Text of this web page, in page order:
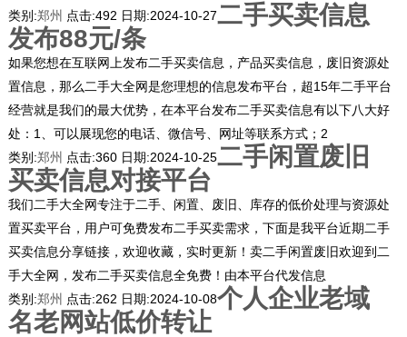
类别:郑州 点击:492 日期:2024-10-27二手买卖信息
发布88元/条
如果您想在互联网上发布二手买卖信息，产品买卖信息，废旧资源处
置信息，那么二手大全网是您理想的信息发布平台，超15年二手平台
经营就是我们的最大优势，在本平台发布二手买卖信息有以下八大好
处：1、可以展现您的电话、微信号、网址等联系方式；2
类别:郑州 点击:360 日期:2024-10-25二手闲置废旧
买卖信息对接平台
我们二手大全网专注于二手、闲置、废旧、库存的低价处理与资源处
置买卖平台，用户可免费发布二手买卖需求，下面是我平台近期二手
买卖信息分享链接，欢迎收藏，实时更新！卖二手闲置废旧欢迎到二
手大全网，发布二手买卖信息全免费！由本平台代发信息
类别:郑州 点击:262 日期:2024-10-08个人企业老域
名老网站低价转让